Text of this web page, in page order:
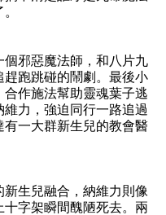
邪惡魔法師，和八片九
跑跳碰的鬧劇。最後小
作施法幫助靈魂葉子逃
力，強迫同行一路追過
一大群新生兒的教會醫
生兒融合，納維力則像
字架瞬間醜陋死去。兩